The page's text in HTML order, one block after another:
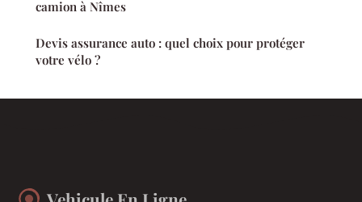
camion à Nîmes
Devis assurance auto : quel choix pour protéger
votre vélo ?